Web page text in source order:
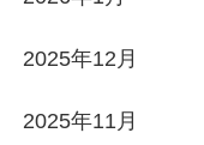
2025年12月
2025年11月